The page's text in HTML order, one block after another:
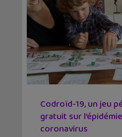
Codroïd-19, un jeu
gratuit sur
coronavirus